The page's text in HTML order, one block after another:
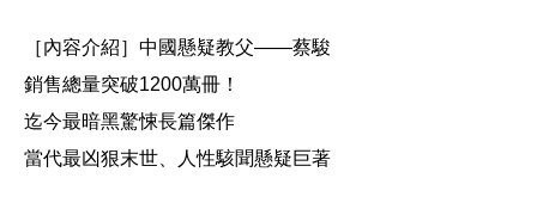
［內容介紹］ 中國懸疑教父——蔡駿
銷售總量突破1200萬冊！
迄今最暗黑驚悚長篇傑作
當代最凶狠末世、人性駭聞懸疑巨著